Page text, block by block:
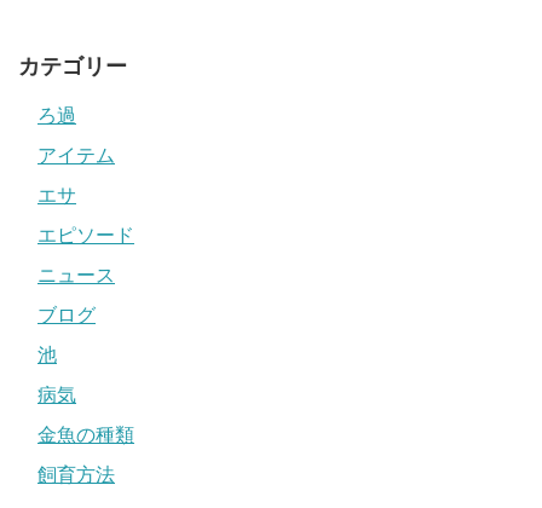
カテゴリー
ろ過
アイテム
エサ
エピソード
ニュース
ブログ
池
病気
金魚の種類
飼育方法